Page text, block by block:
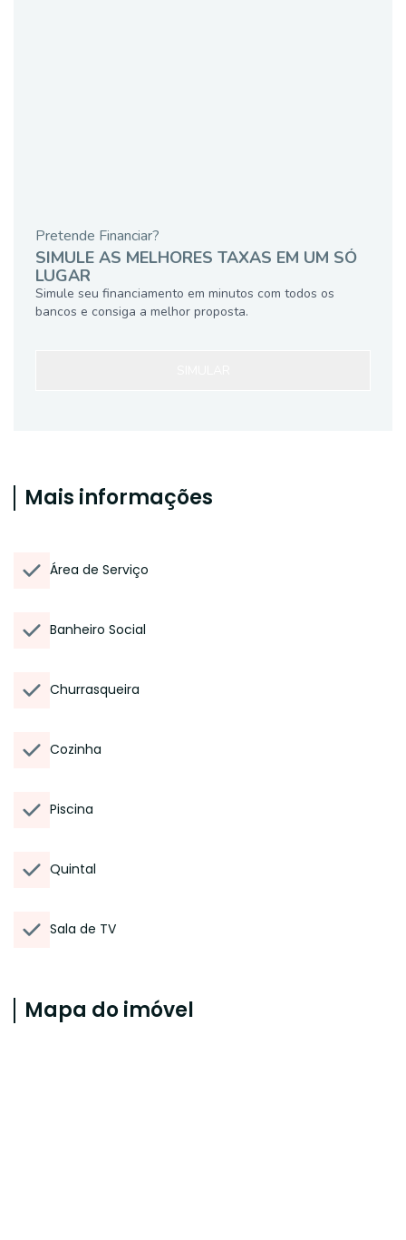
Pretende Financiar?
SIMULE AS MELHORES TAXAS EM UM SÓ
LUGAR
Simule seu financiamento em minutos com todos os
bancos e consiga a melhor proposta.
Mais informações
Área de Serviço
Banheiro Social
Churrasqueira
Cozinha
Piscina
Quintal
Sala de TV
Mapa do imóvel